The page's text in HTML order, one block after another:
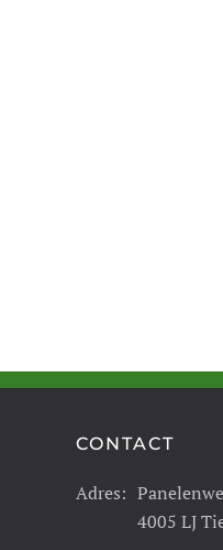
CONTACT
Adres:
4005 LJ